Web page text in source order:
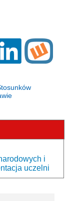
i
uczelni